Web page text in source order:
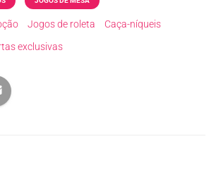
Jogos de roleta
Caça-níqueis
exclusivas